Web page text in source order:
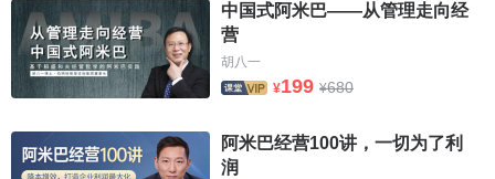
我从鹿儿岛大学工学部毕业后，有幸进入京都的绝缘子
生产厂家松风工业公司工作，在公司里从事当时属于新领域
的新型陶瓷研究工作，并成功实现了商业化。但是，之后与
歧，我意识到在那里无法实现一个技术人员的梦想，当即决
定辞职。
中国式阿米巴——从管理走向经
营
胡八一
¥199 ¥680
阿米巴经营100讲，一切为了利
润